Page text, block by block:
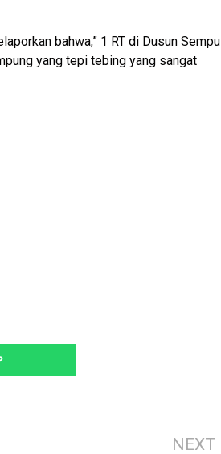
bahwa,” 1 RT di Dusun Sempu
yang tepi tebing yang sangat
NEXT